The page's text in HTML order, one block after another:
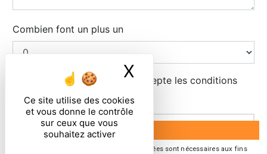
Ce site utilise des cookies
et vous donne le contrôle
sur ceux que vous
souhaitez activer
X Masquer le
Combien font un plus un
En cochant cette case, j'accepte les conditions
particulières ci-dessous **
ENVOYER
** Les données personnelles communiquées sont nécessaires aux fins